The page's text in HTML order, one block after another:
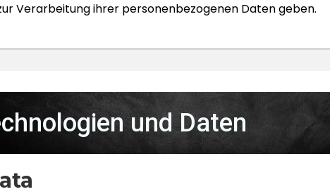
Verarbeitung ihrer personenbezogenen Daten geben.
und Daten